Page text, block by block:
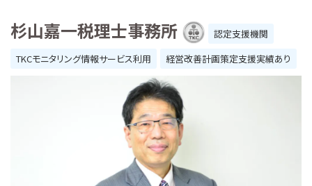
杉山嘉一税理士事務所
認定支援機関
TKCモニタリング情報サービス利用
経営改善計画策定支援実績あり